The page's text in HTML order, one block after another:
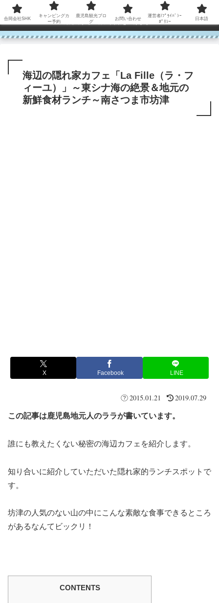
コンテンツへスキップ
鹿児島から世界に笑顔を広げます！
海辺の隠れ家カフェ「La Fille（ラ・フ
ィーユ）」～東シナ海の絶景＆地元の
新鮮食材ランチ～南さつま市坊津
X Facebook LINE
2015.01.21 2019.07.29
この記事は鹿児島地元人のララが書いています。
誰にも教えたくない秘密の海辺カフェを紹介します。
知り合いに紹介していただいた隠れ家的ランチスポットで
す。
坊津の人気のない山の中にこんな素敵な食事できるところ
があるなんてビックリ！
CONTENTS
合同会社SHK
キャンピングカ
ー予約
鹿児島観光ブロ
グ
お問い合わせ
運営者/ﾌﾟﾗｲﾊﾞｼｰ
ﾎﾟﾘｼｰ
日本語